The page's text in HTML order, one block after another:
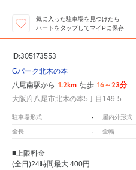
気に入った駐車場を見つけたら
ハートをタップしてマイPに保存
ID:305173553
Gパーク北木の本
八尾南駅から 1.2km 徒歩 16～23分
大阪府八尾市北木の本5丁目149-5
駐車場形式 - 屋内外形式
全長 - 全幅
■上限料金
(全日)24時間最大 400円